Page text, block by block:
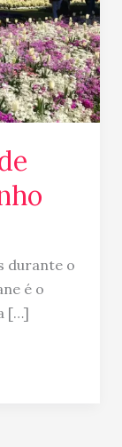
durante o
é o
[…]